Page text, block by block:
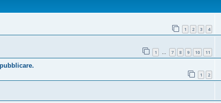
1 2 3 4
1 … 7 8 9 10 11
1 2